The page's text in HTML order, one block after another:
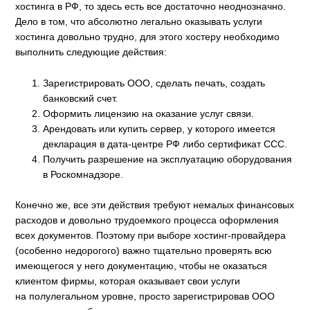
хостинга в РФ, то здесь есть все достаточно неоднозначно.
Дело в том, что абсолютно легально оказывать услуги
хостинга довольно трудно, для этого хостеру необходимо
выполнить следующие действия:
Зарегистрировать ООО, сделать печать, создать
банковский счет.
Оформить лицензию на оказание услуг связи.
Арендовать или купить сервер, у которого имеется
декларация в дата-центре РФ либо сертификат ССС.
Получить разрешение на эксплуатацию оборудования
в Роскомнадзоре.
Конечно же, все эти действия требуют немалых финансовых
расходов и довольно трудоемкого процесса оформления
всех документов. Поэтому при выборе хостинг-провайдера
(особенно недорогого) важно тщательно проверять всю
имеющегося у него документацию, чтобы не оказаться
клиентом фирмы, которая оказывает свои услуги
на полулегальном уровне, просто зарегистрировав ООО